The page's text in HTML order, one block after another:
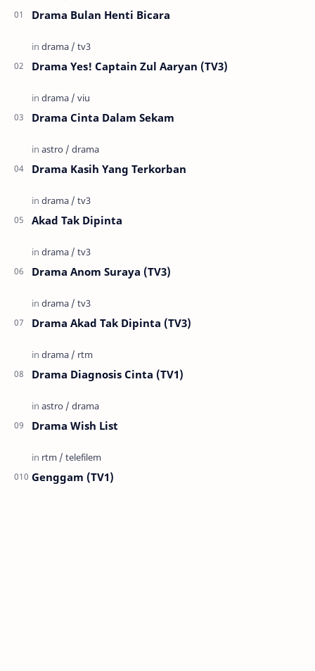
Drama Bulan Henti Bicara
Drama Yes! Captain Zul Aaryan (TV3)
Drama Cinta Dalam Sekam
Drama Kasih Yang Terkorban
Akad Tak Dipinta
Drama Anom Suraya (TV3)
Drama Akad Tak Dipinta (TV3)
Drama Diagnosis Cinta (TV1)
Drama Wish List
Genggam (TV1)